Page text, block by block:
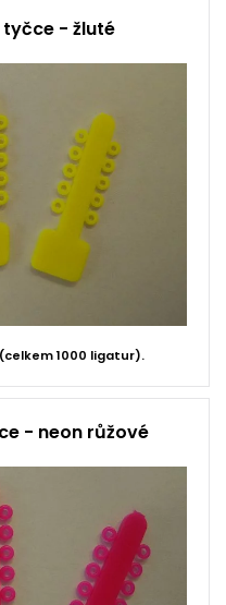
tyčce - žluté
1000 ligatur).
- neon růžové